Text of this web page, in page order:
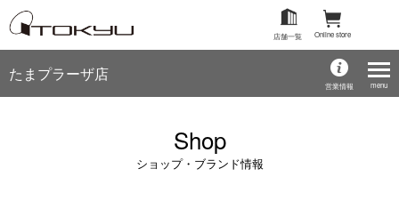
Online store
店舗一覧
たまプラーザ店
営業情報
Shop
ショップ・ブランド情報
menu